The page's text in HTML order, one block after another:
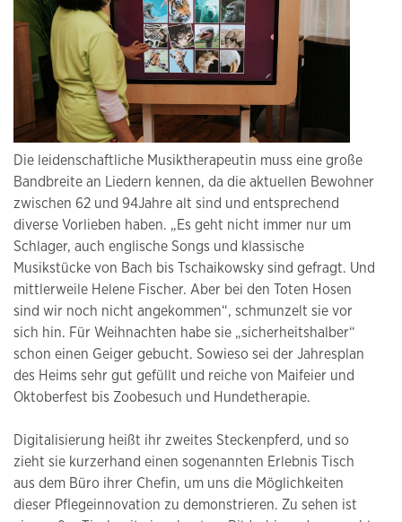
Die leidenschaftliche Musiktherapeutin muss eine große
Bandbreite an Liedern kennen, da die aktuellen Bewohner
zwischen 62 und 94Jahre alt sind und entsprechend
diverse Vorlieben haben. „Es geht nicht immer nur um
Schlager, auch englische Songs und klassische
Musikstücke von Bach bis Tschaikowsky sind gefragt. Und
mittlerweile Helene Fischer. Aber bei den Toten Hosen
sind wir noch nicht angekommen“, schmunzelt sie vor
sich hin. Für Weihnachten habe sie „sicherheitshalber“
schon einen Geiger gebucht. Sowieso sei der Jahresplan
des Heims sehr gut gefüllt und reiche von Maifeier und
Oktoberfest bis Zoobesuch und Hundetherapie.
Digitalisierung heißt ihr zweites Steckenpferd, und so
zieht sie kurzerhand einen sogenannten Erlebnis Tisch
aus dem Büro ihrer Chefin, um uns die Möglichkeiten
dieser Pflegeinnovation zu demonstrieren. Zu sehen ist